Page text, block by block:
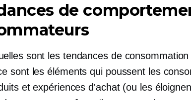
de
sont les tendances de consommation
sont les éléments qui poussent les
et expériences d'achat (ou les